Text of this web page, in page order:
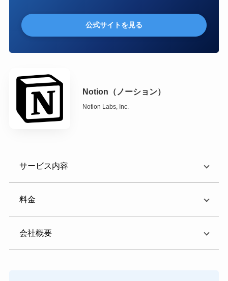
公式サイトを見る
Notion（ノーション）
Notion Labs, Inc.
サービス内容
料金
会社概要